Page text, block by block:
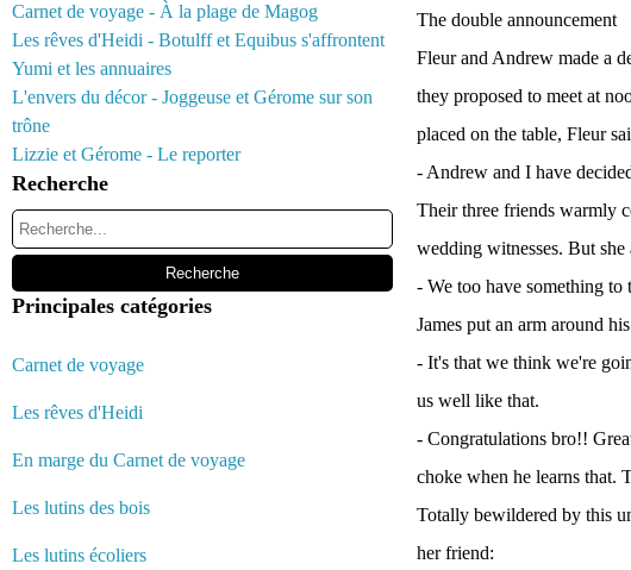
Carnet de voyage - À la plage de Magog
Les rêves d'Heidi - Botulff et Equibus s'affrontent
Yumi et les annuaires
L'envers du décor - Joggeuse et Gérome sur son
trône
Lizzie et Gérome - Le reporter
Recherche
Principales catégories
Carnet de voyage
Les rêves d'Heidi
En marge du Carnet de voyage
Les lutins des bois
Les lutins écoliers
The double announcement
Fleur and Andrew made a
they proposed to meet at
placed on the table, Fleur
- Andrew and I have
Their three friends warmly
wedding witnesses. But she
- We too have something to
James put an arm around
- It's that we think we're
us well like that.
- Congratulations bro!!
choke when he learns that.
Totally bewildered by this
her friend: